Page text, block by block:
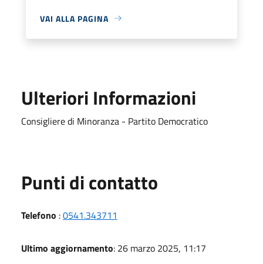
VAI ALLA PAGINA
Ulteriori Informazioni
Consigliere di Minoranza - Partito Democratico
Punti di contatto
Telefono :0541.343711
Ultimo aggiornamento: 26 marzo 2025, 11:17